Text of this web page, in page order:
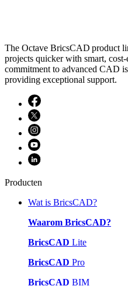
The Octave BricsCAD product
projects quicker with smart,
commitment to advanced CAD
providing exceptional support.
Producten
Wat is BricsCAD?
Waarom BricsCAD?
BricsCAD Lite
BricsCAD Pro
BricsCAD BIM